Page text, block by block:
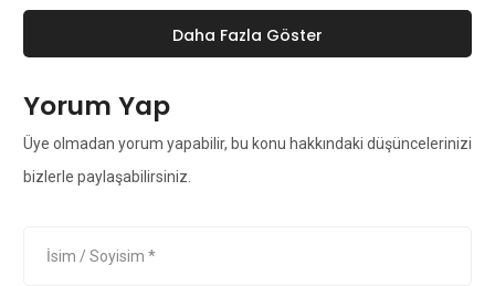
Daha Fazla Göster
Yorum Yap
Üye olmadan yorum yapabilir, bu konu hakkındaki düşüncelerinizi
bizlerle paylaşabilirsiniz.